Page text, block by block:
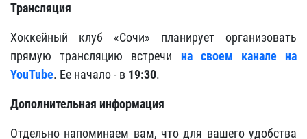
Трансляция
Хоккейный клуб «Сочи» планирует организовать
прямую трансляцию встречи на своем канале на
YouTube. Ее начало - в 19:30.
Дополнительная информация
Отдельно напоминаем вам, что для вашего удобства